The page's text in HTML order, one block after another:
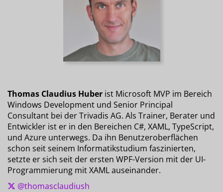
Thomas Claudius Huber ist Microsoft MVP im Bereich
Windows Development und Senior Principal
Consultant bei der Trivadis AG. Als Trainer, Berater und
Entwickler ist er in den Bereichen C#, XAML, TypeScript,
und Azure unterwegs. Da ihn Benutzeroberflächen
schon seit seinem Informatikstudium faszinierten,
setzte er sich seit der ersten WPF-Version mit der UI-
Programmierung mit XAML auseinander.
@thomasclaudiush